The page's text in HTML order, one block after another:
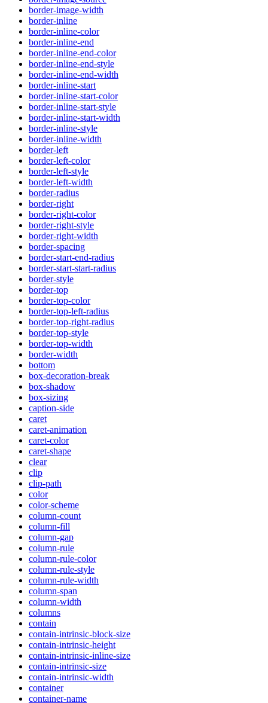
border-image-width
border-inline
border-inline-color
border-inline-end
border-inline-end-color
border-inline-end-style
border-inline-end-width
border-inline-start
border-inline-start-color
border-inline-start-style
border-inline-start-width
border-inline-style
border-inline-width
border-left
border-left-color
border-left-style
border-left-width
border-radius
border-right
border-right-color
border-right-style
border-right-width
border-spacing
border-start-end-radius
border-start-start-radius
border-style
border-top
border-top-color
border-top-left-radius
border-top-right-radius
border-top-style
border-top-width
border-width
bottom
box-decoration-break
box-shadow
box-sizing
caption-side
caret
caret-animation
caret-color
caret-shape
clear
clip
clip-path
color
color-scheme
column-count
column-fill
column-gap
column-rule
column-rule-color
column-rule-style
column-rule-width
column-span
column-width
columns
contain
contain-intrinsic-block-size
contain-intrinsic-height
contain-intrinsic-inline-size
contain-intrinsic-size
contain-intrinsic-width
container
container-name